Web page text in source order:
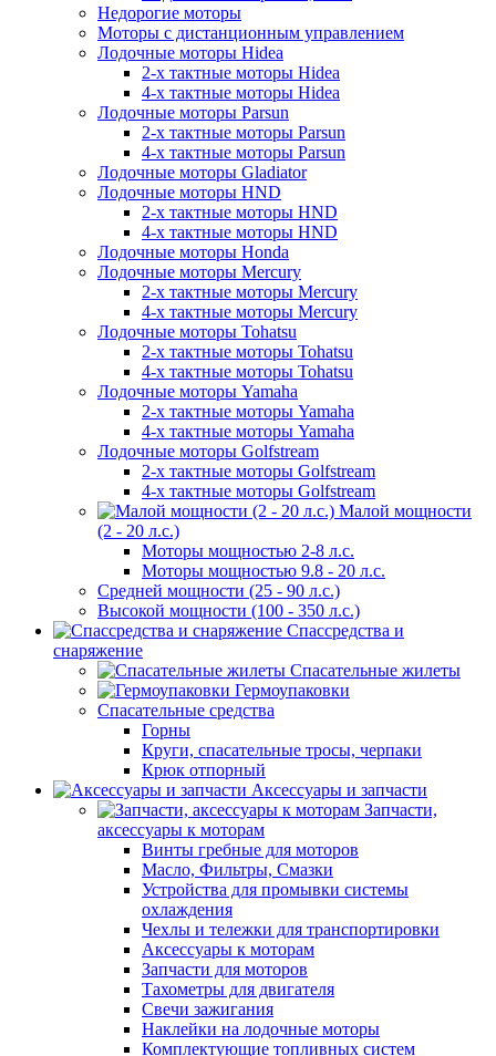
Недорогие моторы
Моторы с дистанционным управлением
Лодочные моторы Hidea
2-х тактные моторы Hidea
4-х тактные моторы Hidea
Лодочные моторы Parsun
2-х тактные моторы Parsun
4-х тактные моторы Parsun
Лодочные моторы Gladiator
Лодочные моторы HND
2-х тактные моторы HND
4-х тактные моторы HND
Лодочные моторы Honda
Лодочные моторы Mercury
2-х тактные моторы Mercury
4-х тактные моторы Mercury
Лодочные моторы Tohatsu
2-х тактные моторы Tohatsu
4-х тактные моторы Tohatsu
Лодочные моторы Yamaha
2-х тактные моторы Yamaha
4-х тактные моторы Yamaha
Лодочные моторы Golfstream
2-х тактные моторы Golfstream
4-х тактные моторы Golfstream
Малой мощности
(2 - 20 л.с.)
Моторы мощностью 2-8 л.с.
Моторы мощностью 9.8 - 20 л.с.
Средней мощности (25 - 90 л.с.)
Высокой мощности (100 - 350 л.с.)
Спассредства и
снаряжение
Спасательные жилеты
Гермоупаковки
Спасательные средства
Горны
Круги, спасательные тросы, черпаки
Крюк отпорный
Аксессуары и запчасти
Запчасти,
аксессуары к моторам
Винты гребные для моторов
Масло, Фильтры, Смазки
Устройства для промывки системы
охлаждения
Чехлы и тележки для транспортировки
Аксессуары к моторам
Запчасти для моторов
Тахометры для двигателя
Свечи зажигания
Наклейки на лодочные моторы
Комплектующие топливных систем